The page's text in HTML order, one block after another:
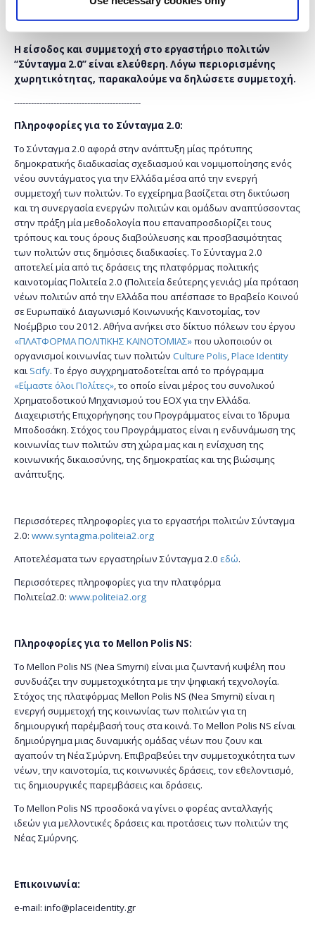
Η είσοδος και συμμετοχή στο εργαστήριο πολιτών
“Σύνταγμα 2.0” είναι ελεύθερη. Λόγω περιορισμένης
χωρητικότητας, παρακαλούμε να δηλώσετε συμμετοχή.
---------------------------------------------
Πληροφορίες για το Σύνταγμα 2.0:
Το Σύνταγμα 2.0 αφορά στην ανάπτυξη μίας πρότυπης
δημοκρατικής διαδικασίας σχεδιασμού και νομιμοποίησης ενός
νέου συντάγματος για την Ελλάδα μέσα από την ενεργή
συμμετοχή των πολιτών. Το εγχείρημα βασίζεται στη δικτύωση
και τη συνεργασία ενεργών πολιτών και ομάδων αναπτύσσοντας
στην πράξη μία μεθοδολογία που επαναπροσδιορίζει τους
τρόπους και τους όρους διαβούλευσης και προσβασιμότητας
των πολιτών στις δημόσιες διαδικασίες. Το Σύνταγμα 2.0
αποτελεί μία από τις δράσεις της πλατφόρμας πολιτικής
καινοτομίας Πολιτεία 2.0 (Πολιτεία δεύτερης γενιάς) μία πρόταση
νέων πολιτών από την Ελλάδα που απέσπασε το Βραβείο Κοινού
σε Ευρωπαϊκό Διαγωνισμό Κοινωνικής Καινοτομίας, τον
Νοέμβριο του 2012. Αθήνα ανήκει στο δίκτυο πόλεων του έργου
«ΠΛΑΤΦΟΡΜΑ ΠΟΛΙΤΙΚΗΣ ΚΑΙΝΟΤΟΜΙΑΣ»που υλοποιούν οι
οργανισμοί κοινωνίας των πολιτών Culture Polis,Place Identity
και Scify. Το έργο συγχρηματοδοτείται από το πρόγραμμα
«Είμαστε όλοι Πολίτες», το οποίο είναι μέρος του συνολικού
Χρηματοδοτικού Μηχανισμού του ΕΟΧ για την Ελλάδα.
Διαχειριστής Επιχορήγησης του Προγράμματος είναι το Ίδρυμα
Μποδοσάκη. Στόχος του Προγράμματος είναι η ενδυνάμωση της
κοινωνίας των πολιτών στη χώρα μας και η ενίσχυση της
κοινωνικής δικαιοσύνης, της δημοκρατίας και της βιώσιμης
ανάπτυξης.
Περισσότερες πληροφορίες για το εργαστήρι πολιτών Σύνταγμα
2.0: www.syntagma.politeia2.org
Αποτελέσματα των εργαστηρίων Σύνταγμα 2.0 εδώ.
Περισσότερες πληροφορίες για την πλατφόρμα
Πολιτεία2.0: www.politeia2.org
Πληροφορίες για το Mellon Polis NS:
Το Mellon Polis NS (Nea Smyrni) είναι μια ζωντανή κυψέλη που
συνδυάζει την συμμετοχικότητα με την ψηφιακή τεχνολογία.
Στόχος της πλατφόρμας Mellon Polis NS (Nea Smyrni) είναι η
ενεργή συμμετοχή της κοινωνίας των πολιτών για τη
δημιουργική παρέμβασή τους στα κοινά. Το Mellon Polis NS είναι
δημιούργημα μιας δυναμικής ομάδας νέων που ζουν και
αγαπούν τη Νέα Σμύρνη. Eπιβραβεύει την συμμετοχικότητα των
νέων, την καινοτομία, τις κοινωνικές δράσεις, τον εθελοντισμό,
τις δημιουργικές παρεμβάσεις και δράσεις.
To Mellon Polis NS προσδοκά να γίνει ο φορέας ανταλλαγής
ιδεών για μελλοντικές δράσεις και προτάσεις των πολιτών της
Νέας Σμύρνης.
Eπικοινωνία:
e-mail: info@placeidentity.gr